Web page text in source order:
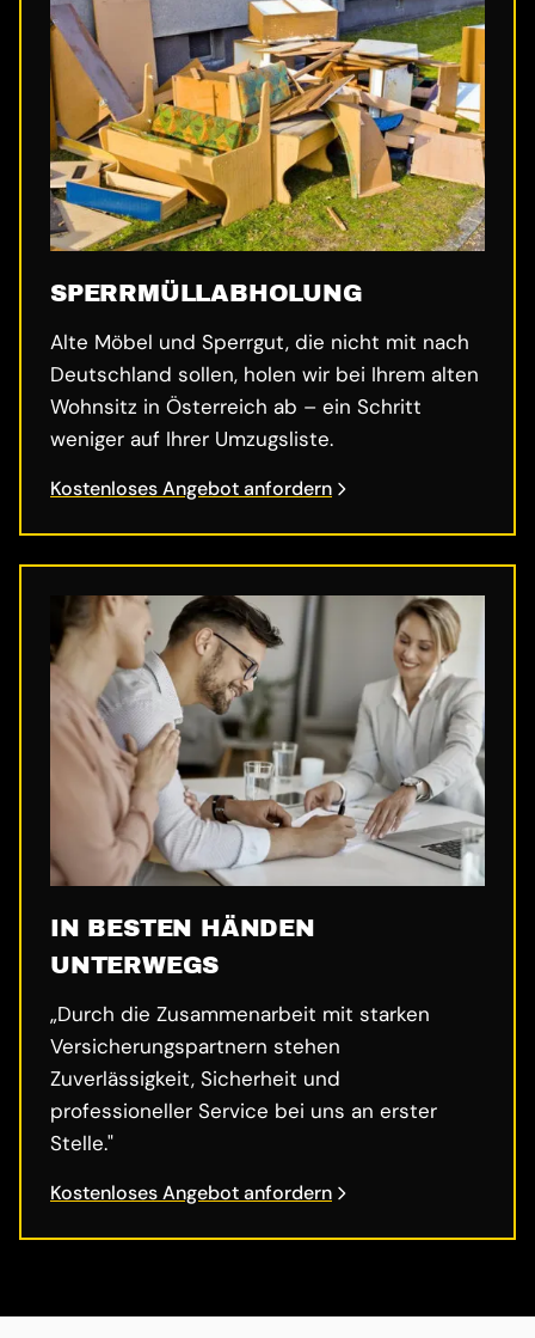
SPERRMÜLL­ABHOLUNG
Alte Möbel und Sperrgut, die nicht mit nach
Deutschland sollen, holen wir bei Ihrem alten
Wohnsitz in Österreich ab – ein Schritt
weniger auf Ihrer Umzugsliste.
Kostenloses Angebot anfordern
IN BESTEN HÄNDEN
UNTERWEGS
„Durch die Zusammenarbeit mit starken
Versicherungspartnern stehen
Zuverlässigkeit, Sicherheit und
professioneller Service bei uns an erster
Stelle."
Kostenloses Angebot anfordern